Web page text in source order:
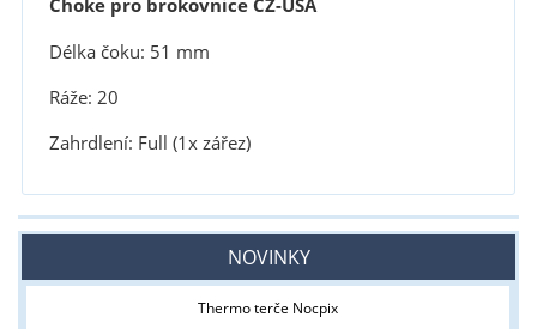
Choke pro brokovnice CZ-USA
Délka čoku: 51 mm
Ráže: 20
Zahrdlení: Full (1x zářez)
NOVINKY
Thermo terče Nocpix